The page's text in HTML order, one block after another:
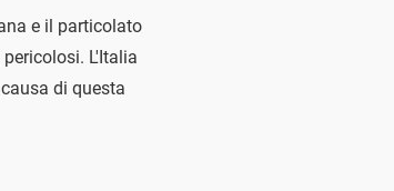
e il particolato
L'Italia
di questa